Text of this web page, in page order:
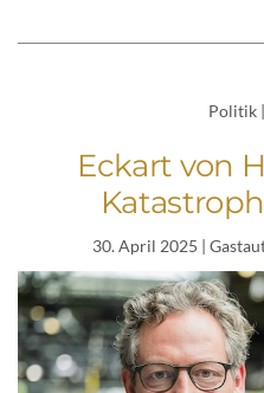
Politik |
Eckart von
30. April 2025 |